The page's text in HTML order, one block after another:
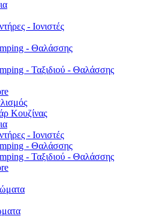
- Ιονιστές
- Θαλάσσης
- Ταξιδιού - Θαλάσσης
Κουζίνας
- Ιονιστές
- Θαλάσσης
- Ταξιδιού - Θαλάσσης